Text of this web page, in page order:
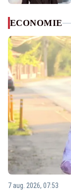
ECONOMIE
7 aug. 2026, 07:53